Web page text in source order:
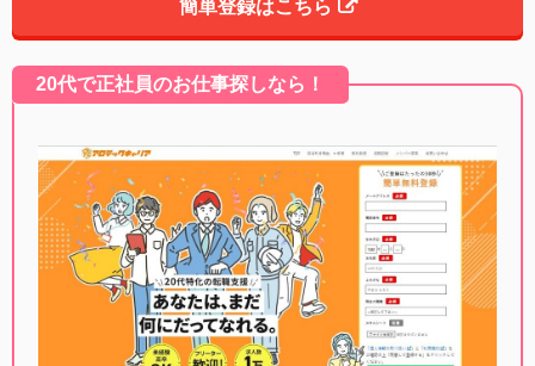
簡単登録はこちら
20代で正社員のお仕事探しなら！